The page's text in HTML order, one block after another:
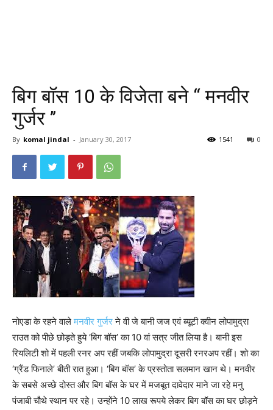
बिग बॉस 10 के विजेता बने “ मनवीर
गुर्जर ’’
By komal jindal - January 30, 2017 0
1541
नोएडा के रहने वालेमनवीर गुर्जरने वी जे बानी जज एवं ब्यूटी क्वीन लोपामुद्रा
राउत को पीछे छोड़ते हुये ‘बिग बॉस’ का 10 वां सत्र जीत लिया है। बानी इस
रियलिटी शो में पहली रनर अप रहीं जबकि लोपामुद्रा दूसरी रनरअप रहीं। शो का
‘ग्रैंड फिनाले’ बीती रात हुआ। ‘बिग बॉस’ के प्रस्तोता सलमान खान थे। मनवीर
के सबसे अच्छे दोस्त और बिग बॉस के घर में मजबूत दावेदार माने जा रहे मनु
पंजाबी चौथे स्थान पर रहे। उन्होंने 10 लाख रूपये लेकर बिग बॉस का घर छोड़ने